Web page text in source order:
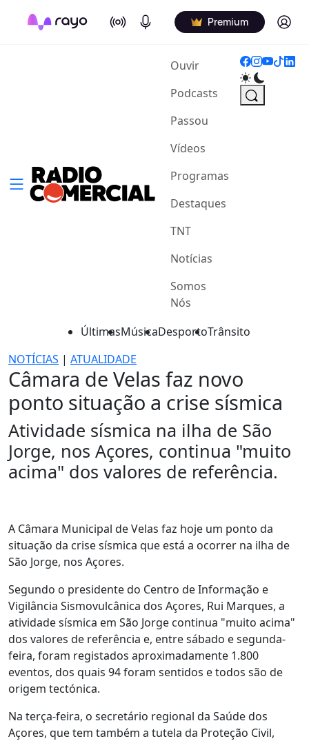
On Air Podcasts Premium Log in
Ouvir(current)
Podcasts
Passou
Vídeos
Programas
Destaques
TNT
Notícias
Somos
Nós
ÚltimasMúsicaDesportoTrânsito
NOTÍCIAS | ATUALIDADE
Câmara de Velas faz novo
ponto situação a crise sísmica
Atividade sísmica na ilha de São
Jorge, nos Açores, continua "muito
acima" dos valores de referência.
A Câmara Municipal de Velas faz hoje um ponto da
situação da crise sísmica que está a ocorrer na ilha de
São Jorge, nos Açores.
Segundo o presidente do Centro de Informação e
Vigilância Sismovulcânica dos Açores, Rui Marques, a
atividade sísmica em São Jorge continua "muito acima"
dos valores de referência e, entre sábado e segunda-
feira, foram registados aproximadamente 1.800
eventos, dos quais 94 foram sentidos e todos são de
origem tectónica.
Na terça-feira, o secretário regional da Saúde dos
Açores, que tem também a tutela da Proteção Civil,